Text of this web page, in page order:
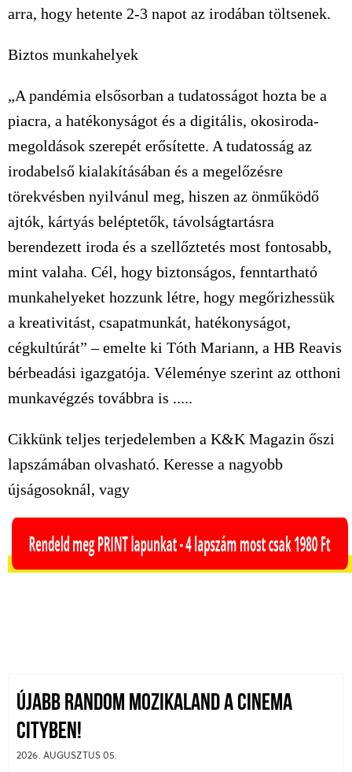
arra, hogy hetente 2-3 napot az irodában töltsenek.
Biztos munkahelyek
„A pandémia elsősorban a tudatosságot hozta be a
piacra, a hatékonyságot és a digitális, okosiroda-
megoldások szerepét erősítette. A tudatosság az
irodabelső kialakításában és a megelőzésre
törekvésben nyilvánul meg, hiszen az önműködő
ajtók, kártyás beléptetők, távolságtartásra
berendezett iroda és a szellőztetés most fontosabb,
mint valaha. Cél, hogy biztonságos, fenntartható
munkahelyeket hozzunk létre, hogy megőrizhessük
a kreativitást, csapatmunkát, hatékonyságot,
cégkultúrát” – emelte ki Tóth Mariann, a HB Reavis
bérbeadási igazgatója. Véleménye szerint az otthoni
munkavégzés továbbra is .....
Cikkünk teljes terjedelemben a K&K Magazin őszi
lapszámában olvasható. Keresse a nagyobb
újságosoknál, vagy
ÚJABB RANDOM MOZIKALAND A CINEMA
CITYBEN!
2026. AUGUSZTUS 05.